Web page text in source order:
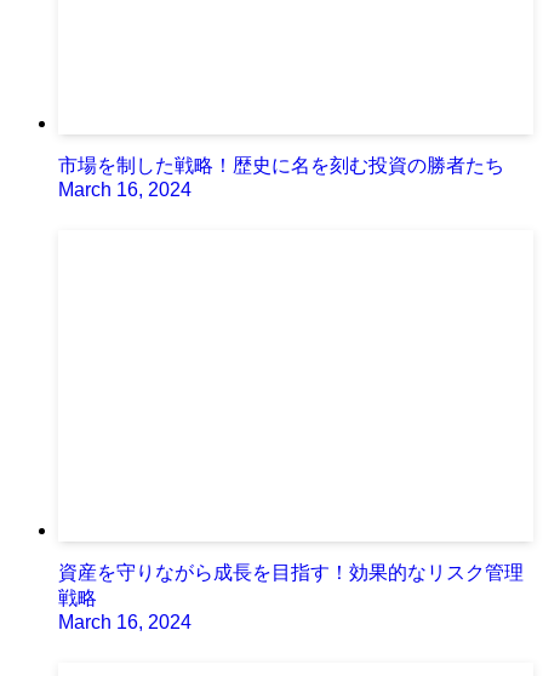
市場を制した戦略！歴史に名を刻む投資の勝者たち
March 16, 2024
資産を守りながら成長を目指す！効果的なリスク管理
戦略
March 16, 2024